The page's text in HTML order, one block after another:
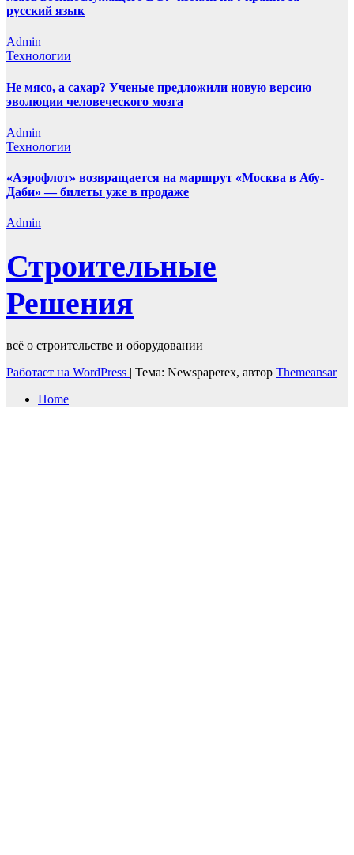
русский язык
Admin
Технологии
Не мясо, а сахар? Ученые предложили новую версию
эволюции человеческого мозга
Admin
Технологии
«Аэрофлот» возвращается на маршрут «Москва в Абу-
Даби» — билеты уже в продаже
Admin
Строительные
Решения
всё о строительстве и оборудовании
Работает на WordPress | Тема: Newspaperex, автор Themeansar
Home